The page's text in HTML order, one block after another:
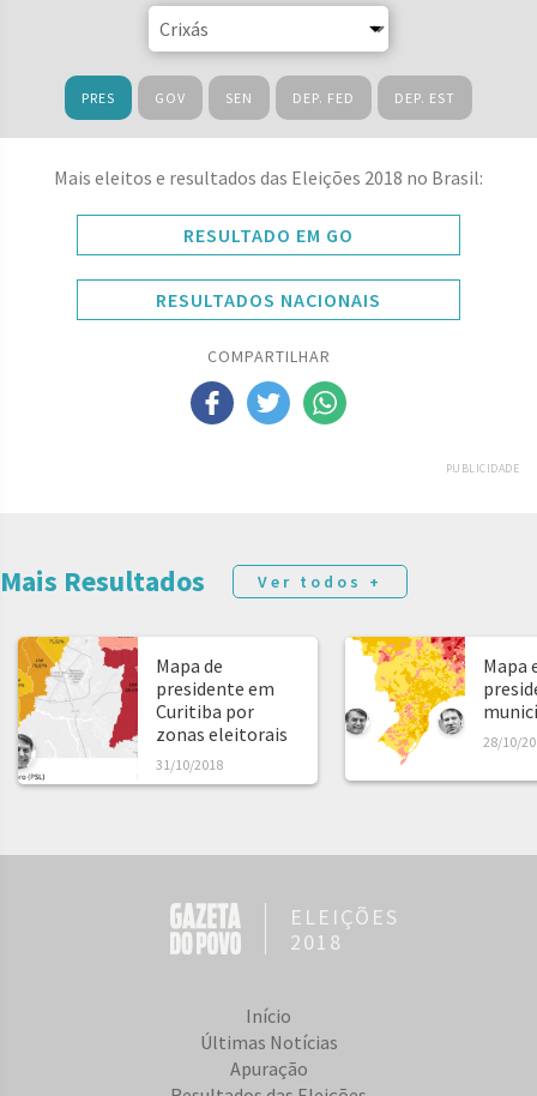
PRES GOV SEN DEP. FED DEP. EST
Mais eleitos e resultados das Eleições 2018 no Brasil:
RESULTADO EM GO
RESULTADOS NACIONAIS
COMPARTILHAR
PUBLICIDADE
Mais Resultados Ver todos +
Mapa de
presidente em
Curitiba por
zonas eleitorais
31/10/2018
Mapa
28/10/
ELEIÇÕES
2018
Início
Últimas Notícias
Apuração